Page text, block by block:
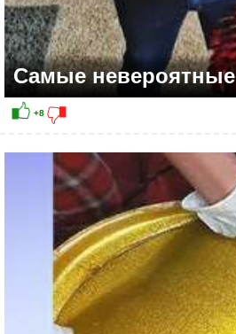
+10
Самые невероятные